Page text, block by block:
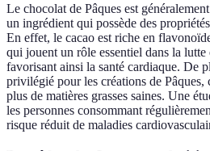
Le chocolat de Pâques est
un ingrédient qui possède des
En effet, le cacao est riche en
qui jouent un rôle essentiel dans la
favorisant ainsi la santé cardiaque. De
privilégié pour les créations de Pâques,
plus de matières grasses saines. Une
les personnes consommant
risque réduit de maladies